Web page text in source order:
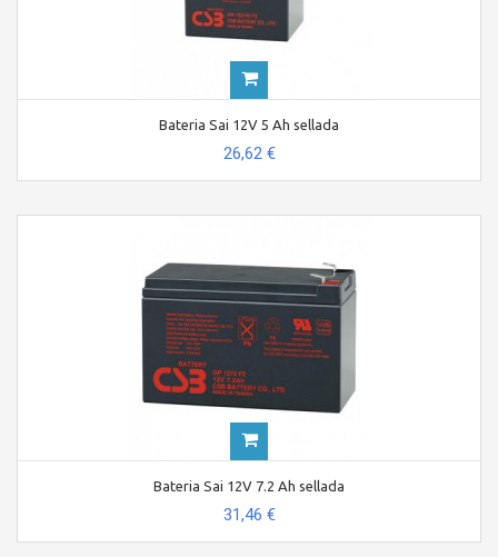
Bateria Sai 12V 5 Ah sellada
26,62 €
Bateria Sai 12V 7.2 Ah sellada
31,46 €